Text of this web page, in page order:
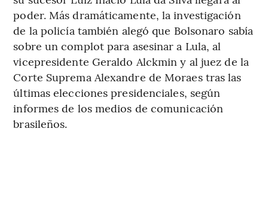
poder. Más dramáticamente, la investigación
de la policía también alegó que Bolsonaro sabía
sobre un complot para asesinar a Lula, al
vicepresidente Geraldo Alckmin y al juez de la
Corte Suprema Alexandre de Moraes tras las
últimas elecciones presidenciales, según
informes de los medios de comunicación
brasileños.